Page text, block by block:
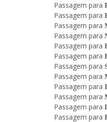
Passagem para
Passagem para
Passagem para
Passagem para
Passagem para
Passagem para
Passagem para
Passagem para
Passagem para
Passagem para
Passagem para
Passagem para